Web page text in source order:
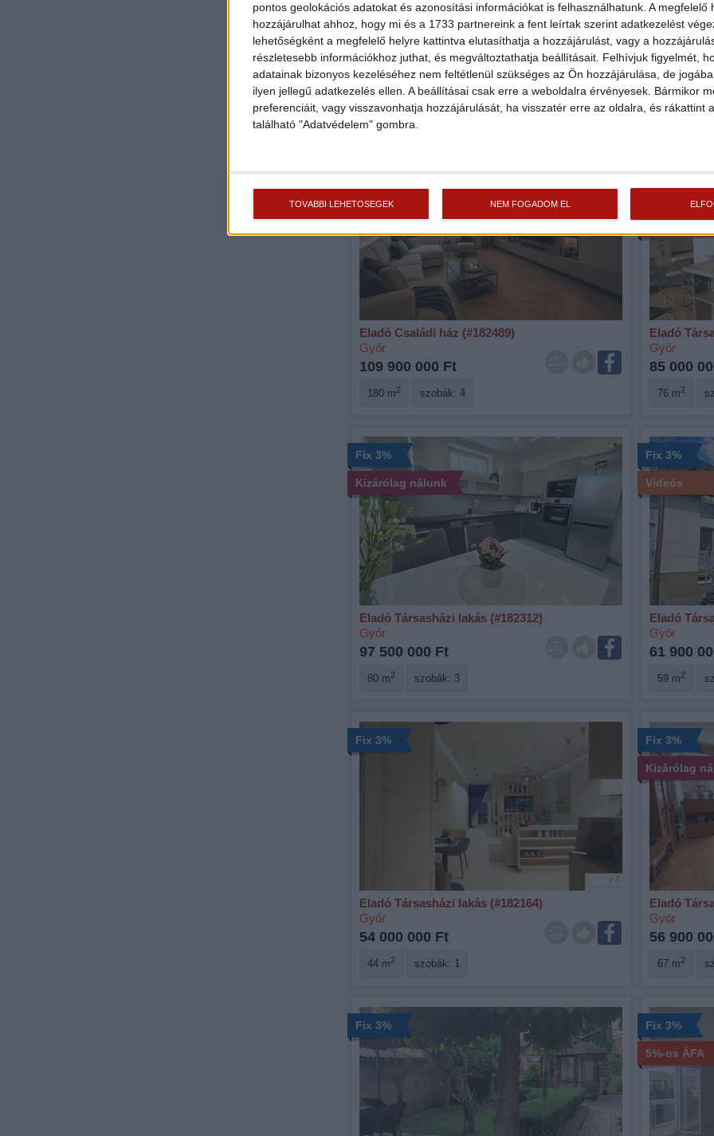
pontos geolokációs adatokat és azonosítási információkat is felhasználhatunk. A megfelelő
hozzájárulhat ahhoz, hogy mi és a 1733 partnereink a fent leírtak szerint adatkezelést
lehetőségként a megfelelő helyre kattintva elutasíthatja a hozzájárulást, vagy a
részletesebb információkhoz juthat, és megváltoztathatja beállításait. Felhívjuk figyelmét,
adatainak bizonyos kezeléséhez nem feltétlenül szükséges az Ön hozzájárulása, de
ilyen jellegű adatkezelés ellen. A beállításai csak erre a weboldalra érvényesek. Bármikor
preferenciáit, vagy visszavonhatja hozzájárulását, ha visszatér erre az oldalra, és rákattint
található "Adatvédelem" gombra.
TOVÁBBI LEHETŐSÉGEK NEM FOGADOM EL
Eladó Társasházi lakás (#182573)
Győr
42 900 000 Ft
27 m2 szobák: 1
Eladó
Győr
65 990
53 m2
Eladó Családi ház (#182489)
Győr
109 900 000 Ft
180 m2 szobák: 4
Eladó
Győr
85 000
76 m2
Fix 3%
Kizárólag nálunk
Eladó Társasházi lakás (#182312)
Győr
97 500 000 Ft
80 m2 szobák: 3
Fix 3%
Videós
Eladó
Győr
61 900
59 m2
Fix 3%
Eladó Társasházi lakás (#182164)
Győr
54 000 000 Ft
44 m2 szobák: 1
Fix 3%
Kizárólag
Eladó
Győr
56 900
67 m2
Fix 3% Fix 3%
5%-os ÁFA